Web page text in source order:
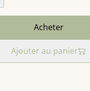
Acheter
Ajouter au panier